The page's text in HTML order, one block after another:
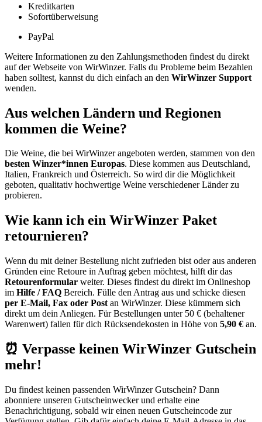
Kreditkarten
Sofortüberweisung
PayPal
Weitere Informationen zu den Zahlungsmethoden findest du direkt
auf der Webseite von WirWinzer. Falls du Probleme beim Bezahlen
haben solltest, kannst du dich einfach an den WirWinzer Support
wenden.
Aus welchen Ländern und Regionen
kommen die Weine?
Die Weine, die bei WirWinzer angeboten werden, stammen von den
besten Winzer*innen Europas. Diese kommen aus Deutschland,
Italien, Frankreich und Österreich. So wird dir die Möglichkeit
geboten, qualitativ hochwertige Weine verschiedener Länder zu
probieren.
Wie kann ich ein WirWinzer Paket
retournieren?
Wenn du mit deiner Bestellung nicht zufrieden bist oder aus anderen
Gründen eine Retoure in Auftrag geben möchtest, hilft dir das
Retourenformular weiter. Dieses findest du direkt im Onlineshop
im Hilfe / FAQ Bereich. Fülle den Antrag aus und schicke diesen
per E-Mail, Fax oder Post an WirWinzer. Diese kümmern sich
direkt um dein Anliegen. Für Bestellungen unter 50 € (behaltener
Warenwert) fallen für dich Rücksendekosten in Höhe von 5,90 € an.
⏰ Verpasse keinen WirWinzer Gutschein
mehr!
Du findest keinen passenden WirWinzer Gutschein? Dann
abonniere unseren Gutscheinweckerund erhalte eine
Benachrichtigung, sobald wir einen neuen Gutscheincode zur